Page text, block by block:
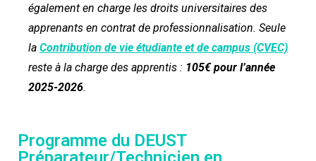
également en charge les droits universitaires des
apprenants en contrat de professionnalisation. Seule
la Contribution de vie étudiante et de campus (CVEC)
reste à la charge des apprentis : 105€ pour l’année
2025-2026.
Programme du DEUST